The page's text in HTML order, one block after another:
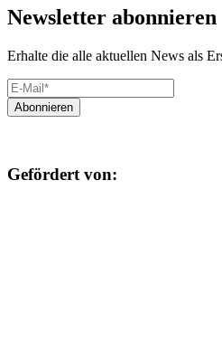
Newsletter abonnieren
Erhalte die alle aktuellen News als
Gefördert von: